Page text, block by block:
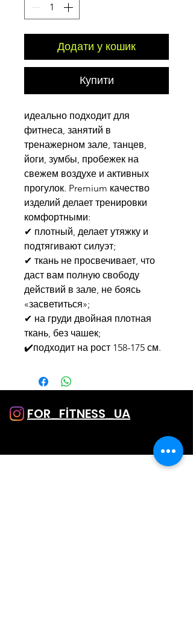
Додати у кошик
Купити
идеально подходит для
фитнеса, занятий в
тренажерном зале, танцев,
йоги, зумбы, пробежек на
свежем воздухе и активных
прогулок. Premium качество
изделий делает тренировки
комфортными:
✔ плотный, делает утяжку и
подтягивают силуэт;
✔ ткань не просвечивает, что
даст вам полную свободу
действий в зале, не боясь
«засветиться»;
✔ на груди двойная плотная
ткань, без чашек;
✔️подходит на рост 158-175 см.
FOR_FİTNESS_UA